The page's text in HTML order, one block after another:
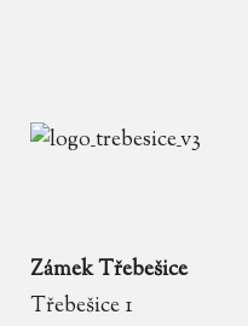
Zámek Třebešice
Třebešice 1